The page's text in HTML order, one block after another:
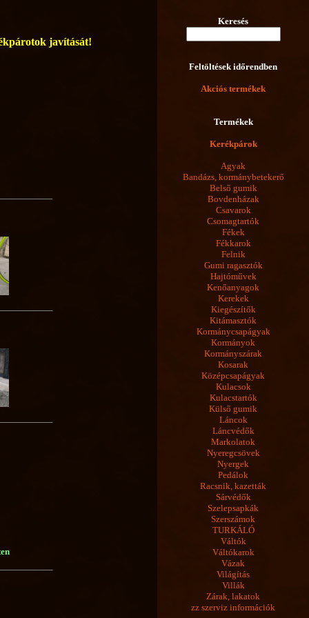
javítását!
Keresés
Feltöltések időrendben
Akciós termékek
Termékek
Kerékpárok
Agyak
Bandázs, kormánybetekerő
Belső gumik
Bovdenházak
Csavarok
Csomagtartók
Fékek
Fékkarok
Felnik
Gumi ragasztók
Hajtóművek
Kenőanyagok
Kerekek
Kiegészítők
Kitámasztók
Kormánycsapágyak
Kormányok
Kormányszárak
Kosarak
Középcsapágyak
Kulacsok
Kulacstartók
Külső gumik
Láncok
Láncvédők
Markolatok
Nyeregcsövek
Nyergek
Pedálok
Racsnik, kazetták
Sárvédők
Szelepsapkák
Szerszámok
TURKÁLÓ
Váltók
Váltókarok
Vázak
Világítás
Villák
Zárak, lakatok
zz szerviz információk